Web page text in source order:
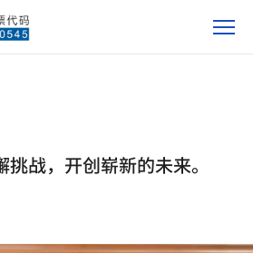
战，开创崭新的未来。